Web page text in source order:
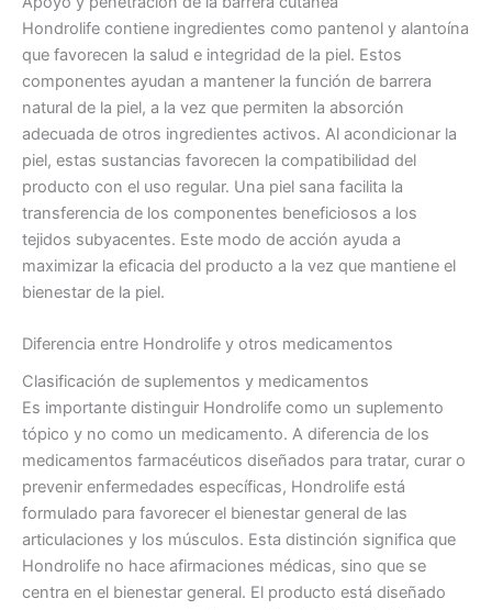
Hondrolife contiene ingredientes como pantenol y alantoína
que favorecen la salud e integridad de la piel. Estos
componentes ayudan a mantener la función de barrera
natural de la piel, a la vez que permiten la absorción
adecuada de otros ingredientes activos. Al acondicionar la
piel, estas sustancias favorecen la compatibilidad del
producto con el uso regular. Una piel sana facilita la
transferencia de los componentes beneficiosos a los
tejidos subyacentes. Este modo de acción ayuda a
maximizar la eficacia del producto a la vez que mantiene el
bienestar de la piel.
Diferencia entre Hondrolife y otros medicamentos
Clasificación de suplementos y medicamentos
Es importante distinguir Hondrolife como un suplemento
tópico y no como un medicamento. A diferencia de los
medicamentos farmacéuticos diseñados para tratar, curar o
prevenir enfermedades específicas, Hondrolife está
formulado para favorecer el bienestar general de las
articulaciones y los músculos. Esta distinción significa que
Hondrolife no hace afirmaciones médicas, sino que se
centra en el bienestar general. El producto está diseñado